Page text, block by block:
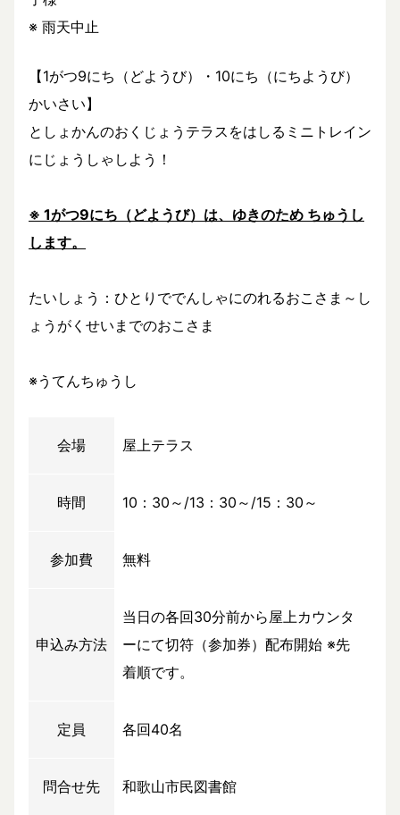
※ 雨天中止
【1がつ9にち（どようび）・10にち（にちようび）
かいさい】
としょかんのおくじょうテラスをはしるミニトレイン
にじょうしゃしよう！
※ 1がつ9にち（どようび）は、ゆきのため ちゅうし
します。
たいしょう：ひとりででんしゃにのれるおこさま～し
ょうがくせいまでのおこさま
※うてんちゅうし
会場 屋上テラス
時間 10：30～/13：30～/15：30～
参加費 無料
申込み方法
当日の各回30分前から屋上カウンタ
ーにて切符（参加券）配布開始 ※先
着順です。
定員 各回40名
問合せ先 和歌山市民図書館